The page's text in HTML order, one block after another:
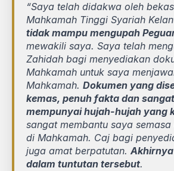
“Saya telah didakwa oleh
Mahkamah Tinggi Syariah
tidak mampu mengupah
mewakili saya. Saya telah
Zahidah bagi menyediakan
Mahkamah untuk saya
Mahkamah. Dokumen yang
kemas, penuh fakta dan
mempunyai hujah-hujah yang
sangat membantu saya
di Mahkamah. Caj bagi
juga amat berpatutan.
dalam tuntutan tersebut.